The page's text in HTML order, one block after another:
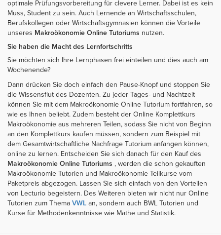
optimale Prüfungsvorbereitung für clevere Lerner. Dabei ist es kein
Muss, Student zu sein. Auch Lernende an Wirtschaftsschulen,
Berufskollegen oder Wirtschaftsgymnasien können die Vorteile
unseres Makroökonomie Online Tutoriums nutzen.
Sie haben die Macht des Lernfortschritts
Sie möchten sich Ihre Lernphasen frei einteilen und dies auch am
Wochenende?
Dann drücken Sie doch einfach den Pause-Knopf und stoppen Sie
die Wissensflut des Dozenten. Zu jeder Tages- und Nachtzeit
können Sie mit dem Makroökonomie Online Tutorium fortfahren, so
wie es Ihnen beliebt. Zudem besteht der Online Komplettkurs
Makroökonomie aus mehreren Teilen, sodass Sie nicht von Beginn
an den Komplettkurs kaufen müssen, sondern zum Beispiel mit
dem Gesamtwirtschaftliche Nachfrage Tutorium anfangen können,
online zu lernen. Entscheiden Sie sich danach für den Kauf des
Makroökonomie Online Tutoriums , werden die schon gekauften
Makroökonomie Tutorien und Makroökonomie Teilkurse vom
Paketpreis abgezogen. Lassen Sie sich einfach von den Vorteilen
von Lecturio begeistern. Des Weiteren bieten wir nicht nur Online
Tutorien zum Thema VWL an, sondern auch BWL Tutorien und
Kurse für Methodenkenntnisse wie Mathe und Statistik.